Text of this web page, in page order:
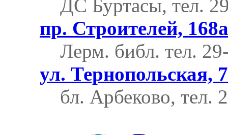
ДС Буртасы, тел.
пр. Строителей, 168а
Лерм. библ. тел.
ул. Тернопольская, 7
бл. Арбеково, тел.